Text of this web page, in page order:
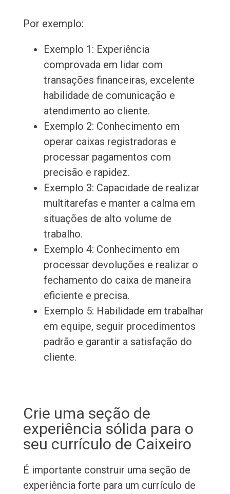
Por exemplo:
Exemplo 1: Experiência
comprovada em lidar com
transações financeiras, excelente
habilidade de comunicação e
atendimento ao cliente.
Exemplo 2: Conhecimento em
operar caixas registradoras e
processar pagamentos com
precisão e rapidez.
Exemplo 3: Capacidade de realizar
multitarefas e manter a calma em
situações de alto volume de
trabalho.
Exemplo 4: Conhecimento em
processar devoluções e realizar o
fechamento do caixa de maneira
eficiente e precisa.
Exemplo 5: Habilidade em trabalhar
em equipe, seguir procedimentos
padrão e garantir a satisfação do
cliente.
Crie uma seção de
experiência sólida para o
seu currículo de Caixeiro
É importante construir uma seção de
experiência forte para um currículo de